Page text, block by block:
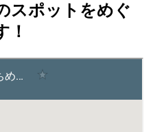
スポットをめぐ
！